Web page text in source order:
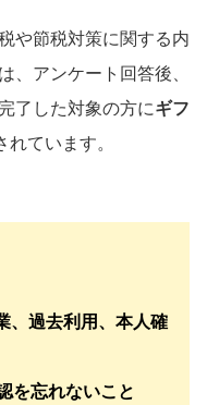
や節税対策に関する内
、アンケート回答後、
了した対象の方にギフ
ています。
、過去利用、本人確
を忘れないこと